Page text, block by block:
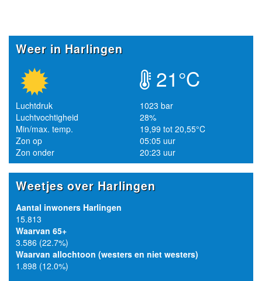
Weer in Harlingen
21°C
Luchtdruk
1023 bar
Luchtvochtigheid
28%
Min/max. temp.
19,99 tot 20,55°C
Zon op
05:05 uur
Zon onder
20:23 uur
Weetjes over Harlingen
Aantal inwoners Harlingen
15.813
Waarvan 65+
3.586 (22.7%)
Waarvan allochtoon (westers en niet westers)
1.898 (12.0%)